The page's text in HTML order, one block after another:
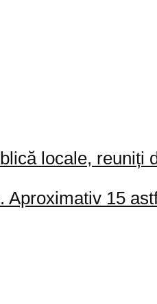
locale, reuniți
Aproximativ 15